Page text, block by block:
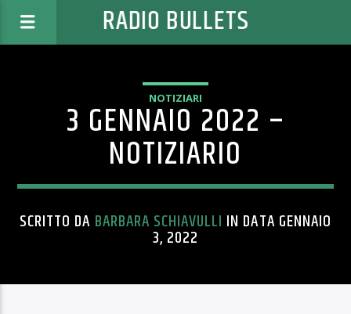
RADIO BULLETS
NOTIZIARI
3 GENNAIO 2022 –
NOTIZIARIO
SCRITTO DA BARBARA SCHIAVULLI IN DATA GENNAIO
3, 2022